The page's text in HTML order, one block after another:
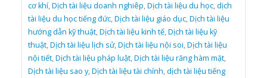
cơ khí,Dịch tài liệu doanh nghiêp,Dịch tài liệu du học,dịch
tài liệu du học tiếng đức,Dịch tài liệu giáo dục,Dịch tài liệu
hướng dẫn kỹ thuật,Dịch tài liệu kinh tế,Dịch tài liệu kỹ
thuật,Dịch tài liệu lịch sử,Dịch tài liệu nội soi,Dịch tài liệu
nội tiết,Dịch tài liệu pháp luật,Dịch tài liệu răng hàm mặt,
Dịch tài liệu sao y,Dịch tài liệu tài chính,dịch tài liệu tiếng